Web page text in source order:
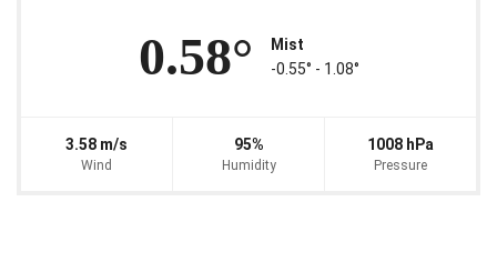
0.58°
Mist
-0.55° ‐ 1.08°
3.58 m/s
Wind
95%
Humidity
1008 hPa
Pressure